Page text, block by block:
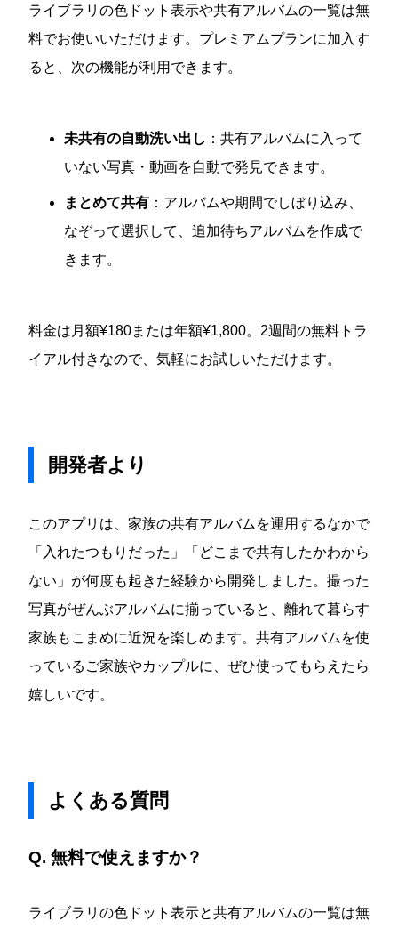
ライブラリの色ドット表示や共有アルバムの一覧は無
料でお使いいただけます。プレミアムプランに加入す
ると、次の機能が利用できます。
未共有の自動洗い出し ：共有アルバムに入って
いない写真・動画を自動で発見できます。
まとめて共有 ：アルバムや期間でしぼり込み、
なぞって選択して、追加待ちアルバムを作成で
きます。
料金は月額¥180または年額¥1,800。2週間の無料トラ
イアル付きなので、気軽にお試しいただけます。
開発者より
このアプリは、家族の共有アルバムを運用するなかで
「入れたつもりだった」「どこまで共有したかわから
ない」が何度も起きた経験から開発しました。撮った
写真がぜんぶアルバムに揃っていると、離れて暮らす
家族もこまめに近況を楽しめます。共有アルバムを使
っているご家族やカップルに、ぜひ使ってもらえたら
嬉しいです。
よくある質問
Q. 無料で使えますか？
ライブラリの色ドット表示と共有アルバムの一覧は無